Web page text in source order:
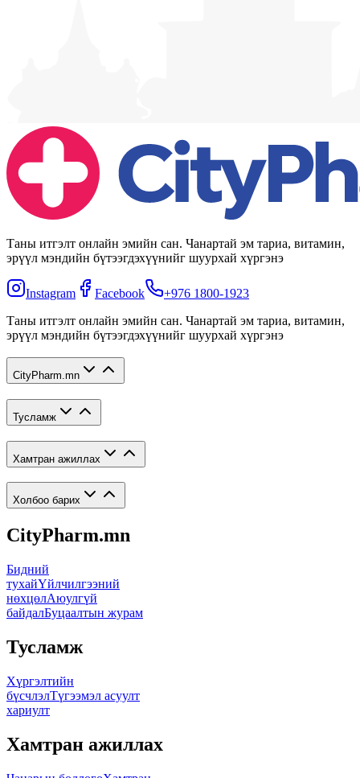
Таны итгэлт онлайн эмийн сан. Чанартай эм тариа, витамин,
эрүүл мэндийн бүтээгдэхүүнийг шуурхай хүргэнэ
Instagram Facebook
+976 1800-1923
Таны итгэлт онлайн эмийн сан. Чанартай эм тариа, витамин,
эрүүл мэндийн бүтээгдэхүүнийг шуурхай хүргэнэ
CityPharm.mn
Тусламж
Хамтран ажиллах
Холбоо барих
CityPharm.mn
Бидний
тухайҮйлчилгээний
нөхцөлАюулгүй
байдалБуцаалтын журам
Тусламж
Хүргэлтийн
бүсчлэлТүгээмэл асуулт
хариулт
Хамтран ажиллах